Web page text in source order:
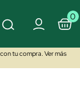
0
tu compra. Ver más